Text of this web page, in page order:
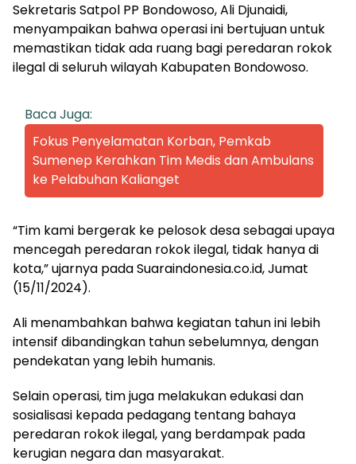
Sekretaris Satpol PP Bondowoso, Ali Djunaidi,
menyampaikan bahwa operasi ini bertujuan untuk
memastikan tidak ada ruang bagi peredaran rokok
ilegal di seluruh wilayah Kabupaten Bondowoso.
Baca Juga:
Fokus Penyelamatan Korban, Pemkab
Sumenep Kerahkan Tim Medis dan Ambulans
ke Pelabuhan Kalianget
“Tim kami bergerak ke pelosok desa sebagai upaya
mencegah peredaran rokok ilegal, tidak hanya di
kota,” ujarnya pada Suaraindonesia.co.id, Jumat
(15/11/2024).
Ali menambahkan bahwa kegiatan tahun ini lebih
intensif dibandingkan tahun sebelumnya, dengan
pendekatan yang lebih humanis.
Selain operasi, tim juga melakukan edukasi dan
sosialisasi kepada pedagang tentang bahaya
peredaran rokok ilegal, yang berdampak pada
kerugian negara dan masyarakat.